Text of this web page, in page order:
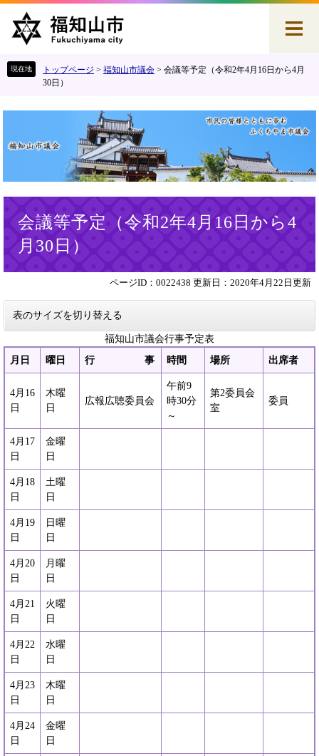
す
し
本
トップページ > 福知山市議会 > 会議等予定（令和2年4月16日から4月
30日）
会議等予定（令和2年4月16日から4
月30日）
ページID：0022438 更新日：2020年4月22日更新
表のサイズを切り替える
福知山市議会行事予定表
月日
曜日 行 事 時間 場所 出席者
4月16
日
木曜
日
広報広聴委員会
午前9
時30分
～
第2委員会
室
委員
4月17
日
金曜
日
4月18
日
土曜
日
4月19
日
日曜
日
4月20
日
月曜
日
4月21
日
火曜
日
4月22
日
水曜
日
4月23
日
木曜
日
4月24
日
金曜
日